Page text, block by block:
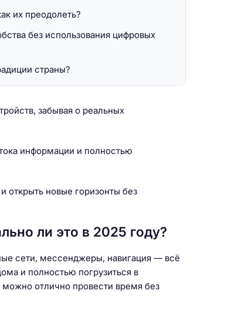
забывая о реальных
информации и полностью
открыть новые горизонты без
ли это в 2025 году?
сети, мессенджеры, навигация — всё
и полностью погрузиться в
можно отлично провести время без
их преодолеть?
без использования цифровых
страны?